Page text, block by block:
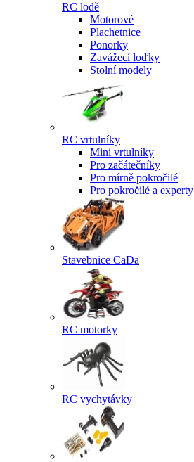
RC lodě
Motorové
Plachetnice
Ponorky
Zavážecí loďky
Stolní modely
RC vrtulníky
Mini vrtulníky
Pro začátečníky
Pro mírně pokročilé
Pro pokročilé a experty
Stavebnice CaDa
RC motorky
RC vychytávky